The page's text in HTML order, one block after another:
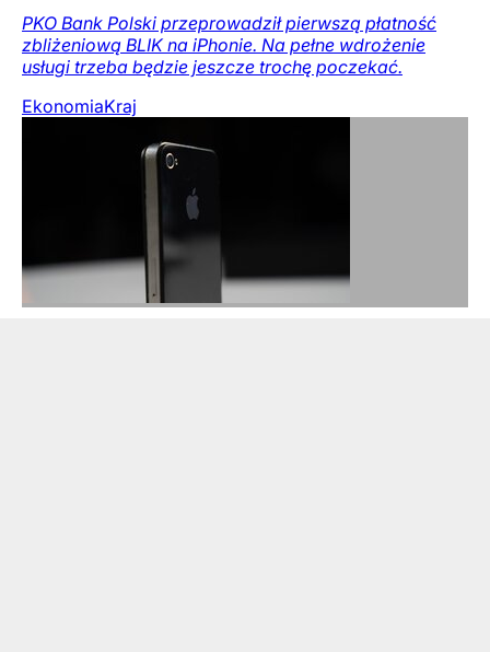
PKO Bank Polski przeprowadził pierwszą płatność
zbliżeniową BLIK na iPhonie. Na pełne wdrożenie
usługi trzeba będzie jeszcze trochę poczekać.
EkonomiaKraj